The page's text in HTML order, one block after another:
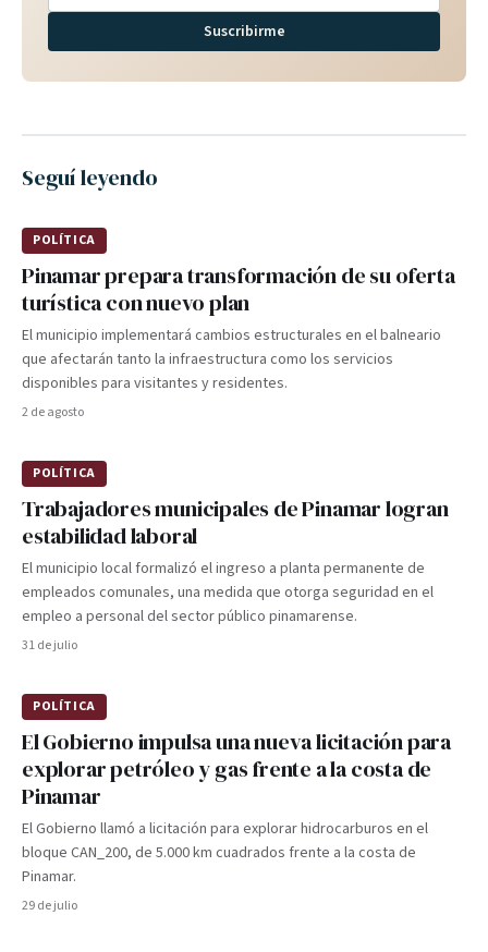
Suscribirme
Seguí leyendo
POLÍTICA
Pinamar prepara transformación de su oferta
turística con nuevo plan
El municipio implementará cambios estructurales en el balneario
que afectarán tanto la infraestructura como los servicios
disponibles para visitantes y residentes.
2 de agosto
POLÍTICA
Trabajadores municipales de Pinamar logran
estabilidad laboral
El municipio local formalizó el ingreso a planta permanente de
empleados comunales, una medida que otorga seguridad en el
empleo a personal del sector público pinamarense.
31 de julio
POLÍTICA
El Gobierno impulsa una nueva licitación para
explorar petróleo y gas frente a la costa de
Pinamar
El Gobierno llamó a licitación para explorar hidrocarburos en el
bloque CAN_200, de 5.000 km cuadrados frente a la costa de
Pinamar.
29 de julio